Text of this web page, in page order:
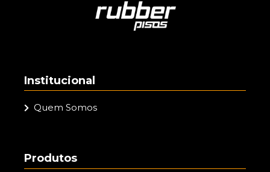
Institucional
Quem Somos
Produtos